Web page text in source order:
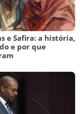
e Safira: a história,
e por que